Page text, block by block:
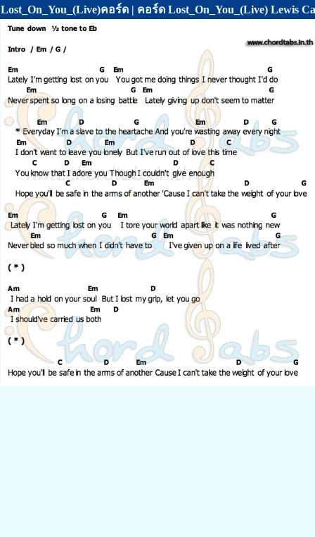
Lost_On_You_(Live)คอร์ด | คอร์ด Lost_On_You_(Live) Lewis